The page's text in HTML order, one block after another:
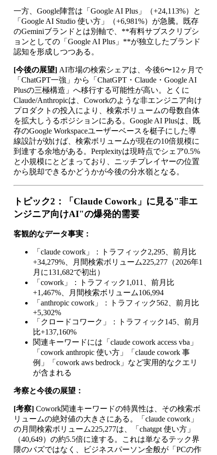
一方、Google陣営は「Google AI Plus」（+24,113%）と
「Google AI Studio 使い方」（+6,981%）が急騰。既存
のGeminiブランドとは別軸で、**有料サブスクリプシ
ョンとしての「Google AI Plus」**が独立したブランド
認知を形成しつつある。
[今後の展望] AI市場の検索シェアは、今後6〜12ヶ月で
「ChatGPT一強」から「ChatGPT・Claude・Google AI
Plusの三極構造」へ移行する可能性が高い。とくに
Claude/Anthropicは、Coworkのような非エンジニア向け
プロダクトの投入により、検索ボリュームの母数自体
を拡大しうるポジションにある。Google AI Plusは、既
存のGoogle Workspaceユーザーベースを梃子にした導
線設計が効けば、検索ボリュームが現在の10倍規模に
到達する余地がある。Perplexityは現時点でシェア0.5%
と小規模にとどまっており、ニッチプレイヤーの位置
から脱却できるかどうかが今後の分水嶺となる。
トピック2：「Claude Cowork」に見る"非エ
ンジニア向けAI"の爆発的需要
客観的なデータ事実：
「claude cowork」：トラフィック2,295、前月比
+34,279%、月間検索ボリューム225,277（2026年1
月に131,682で初出）
「cowork」：トラフィック1,011、前月比
+1,467%、月間検索ボリューム106,994
「anthropic cowork」：トラフィック562、前月比
+5,302%
「クロードコワーク」：トラフィック145、前月
比+137,160%
関連キーワードには「claude cowork access vba」
「cowork anthropic 使い方」「claude cowork 事
例」「cowork aws bedrock」など実用的なクエリ
が含まれる
考察と今後の展望：
[考察] Cowork関連キーワードの特異性は、その検索ボ
リュームの絶対値の大きさにある。「claude cowork」
の月間検索ボリューム225,277は、「chatgpt 使い方」
（40,649）の約5.5倍に達する。これは単なるテック界
隈のバズではなく、ビジネスパーソン全般が「PCの作